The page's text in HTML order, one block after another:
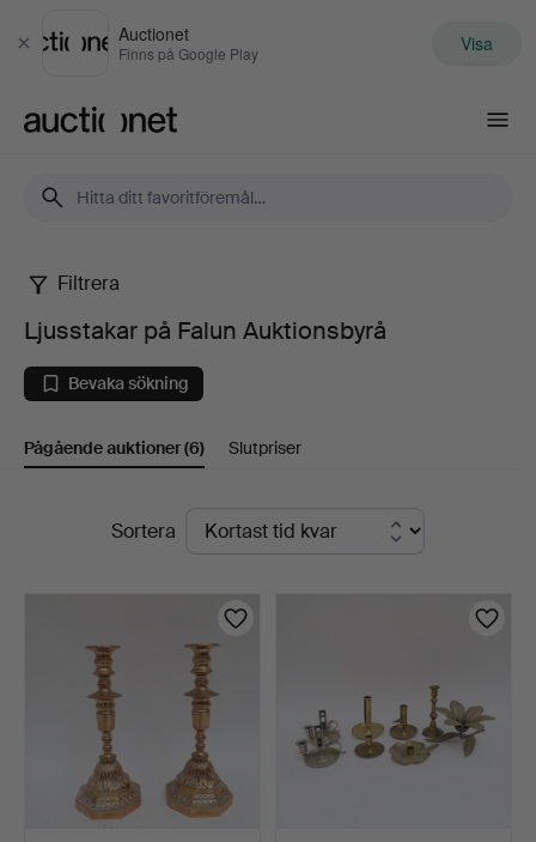
Stäng
Auctionet
Finns på Google Play Visa
Ljusstakar
på
Falun
Auktionsbyrå
Filtrera
Ljusstakar på Falun Auktionsbyrå
Bevaka sökning
Pågående auktioner(6) Slutpriser
PågåendeSortera